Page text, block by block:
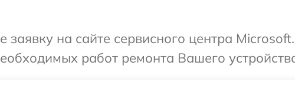
заявку на сайте сервисного центра
работ ремонта Вашего